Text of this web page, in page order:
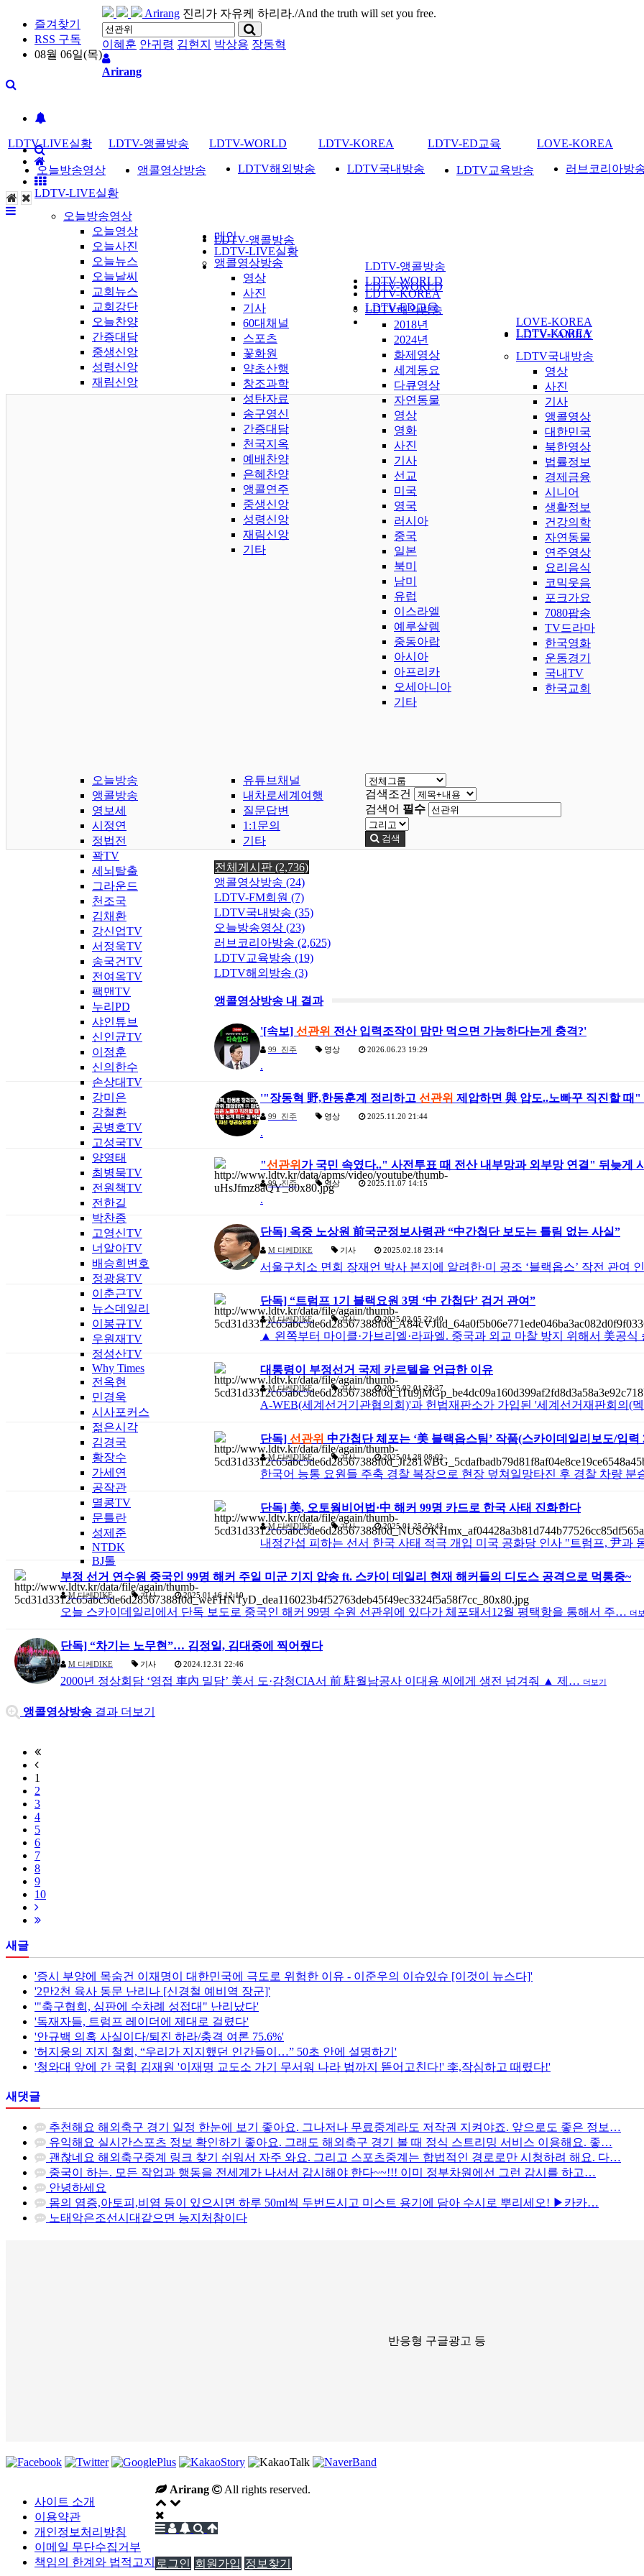
즐겨찾기
RSS 구독
08월 06일(목)
Arirang 진리가 자유케 하리라./And the truth will set you free.
이혜훈 안귀령 김현지 박상용 장동혁
Arirang
LDTV-LIVE실황
오늘방송영상
오늘영상
오늘사진
오늘뉴스
오늘날씨
교회뉴스
교회강단
오늘찬양
간증대담
중생신앙
성령신앙
재림신앙
LDTV-앵콜방송
앵콜영상방송
영상
사진
기사
60대채널
스포츠
꽃화원
약초산행
창조과학
성탄자료
송구영신
간증대담
천국지옥
예배찬양
은혜찬양
앵콜연주
중생신앙
성령신앙
재림신앙
기타
LDTV-WORLD
LDTV해외방송
2018년
2024년
화제영상
세계동요
다큐영상
자연동물
영상
영화
사진
기사
선교
미국
영국
러시아
중국
일본
북미
남미
유럽
이스라엘
예루살렘
중동아랍
아시아
아프리카
오세아니아
기타
LDTV-KOREA
LDTV국내방송
영상
사진
기사
앵콜영상
대한민국
북한영상
법률정보
경제금융
시니어
생활정보
건강의학
자연동물
연주영상
요리음식
코믹웃음
포크가요
7080팝송
TV드라마
한국영화
운동경기
국내TV
한국교회
오늘방송
앵콜방송
영보세
시정연
정법전
꽉TV
세뇌탈출
그라운드
천조국
김채환
강신업TV
서정욱TV
송국건TV
전여옥TV
팩맨TV
누리PD
샤인튜브
신인균TV
이정훈
신의한수
손상대TV
강미은
강철환
공병호TV
고성국TV
양영태
최병묵TV
전원책TV
전한길
박찬종
고영신TV
너알아TV
배승희변호
정광용TV
이춘근TV
뉴스데일리
이봉규TV
우원재TV
정성산TV
Why Times
전옥현
민경욱
시사포커스
젊은시각
김경국
황장수
가세연
공작관
멸콩TV
문틀란
성제준
NTDK
BJ톨
유튜브채널
내차로세계여행
질문답변
1:1문의
기타
LDTV-LIVE실황
오늘방송영상
LDTV-앵콜방송
앵콜영상방송
LDTV-WORLD
LDTV해외방송
LDTV-KOREA
LDTV국내방송
LDTV-ED교육
LDTV교육방송
LOVE-KOREA
러브코리아방
메인
LDTV-LIVE실황
LDTV-앵콜방송
LDTV-WORLD
LDTV-KOREA
LDTV-ED교육
LOVE-KOREA
LDTV-FAMILY
검색조건
검색어 필수
검색
전체게시판 (2,736)
앵콜영상방송 (24)
LDTV-FM회원 (7)
LDTV국내방송 (35)
오늘방송영상 (23)
러브코리아방송 (2,625)
LDTV교육방송 (19)
LDTV해외방송 (3)
앵콜영상방송 내 결과
'[속보] 선관위 전산 입력조작이 맘만 먹으면 가능하다는게 충격?'
99 진주 영상 2026.06.23 19:29
.
'"장동혁 野,한동훈계 정리하고 선관위 제압하면 與 압도..노빠꾸 직진할 때"
99 진주 영상 2025.11.20 21:44
.
"선관위 가 국민 속였다.." 사전투표 때 전산 내부망과 외부망 연결" 뒤늦게
99 진주 영상 2025.11.07 14:15
.
단독] 옥중 노상원 前국군정보사령관 “中간첩단 보도는 틀림 없는 사실”
M 디케DIKE 기사 2025.02.18 23:14
서울구치소 면회 장재언 박사 본지에 알려한·미 공조 ‘블랙옵스’ 작전 관여
단독] “트럼프 1기 블랙요원 3명 ‘中 간첩단’ 검거 관여”
M디케DIKE 기사 2025.02.05 22:40
▲ 왼쪽부터 마이클·가브리엘·라파엘. 중국과 외교 마찰 방지 위해서 美공
대통령이 부정선거 국제 카르텔을 언급한 이유
M디케DIKE 기사 2025.02.01 23:27
A-WEB(세계선거기관협의회)'과 헌법재판소가 가입된 '세계선거재판회의(
단독] 선관위 中간첩단 체포는 ‘美 블랙옵스팀’ 작품(스카이데일리보도/입력
M디케DIKE 기사 2025.01.28 08:02
한국어 능통 요원들 주축 경찰 복장으로 현장 덮쳐일망타진 후 경찰 차량
단독] 美, 오토웜비어법·中 해커 99명 카드로 한국 사태 진화한다
M디케DIKE 기사 2025.01.25 22:43
내정간섭 피하는 선서 한국 사태 적극 개입 미국 공화당 인사 "트럼프, 尹과
부정 선거 연수원 중국인 99명 해커 주일 미군 기지 압송 ft. 스카이 데일리 현재 해커들의 디도스 공격으로 먹통중~
M디케DIKE 기사 2025.01.16 12:10
오늘 스카이데일리에서 단독 보도로 중국인 해커 99명 수원 선관위에 있다가 체포돼서12월 평택항을 통해서 주… 더
단독] “차기는 노무현”… 김정일, 김대중에 찍어줬다
M 디케DIKE 기사 2024.12.31 22:46
2000년 정상회담 ‘영접 車內 밀담’ 美서 도·감청CIA서 前 駐월남공사 이대용 씨에게 생전 넘겨줘 ▲ 제… 더보기
앵콜영상방송 결과 더보기
1
2
3
4
5
6
7
8
9
10
새글
'증시 부양에 목숨건 이재명이 대한민국에 극도로 위험한 이유 - 이준우의 이슈있슈 [이것이 뉴스다]'
'2만2천 육사 동문 난리나 [신경철 예비역 장군]'
'"축구협회, 심판에 수차례 성접대" 난리났다'
'독재자들, 트럼프 레이더에 제대로 걸렸다'
'안규백 의혹 사실이다/퇴진 하라/충격 여론 75.6%'
'허지웅의 지지 철회, “우리가 지지했던 인간들이…” 50초 안에 설명하기'
'청와대 앞에 간 국힘 김재원 '이재명 교도소 가기 무서워 나라 법까지 뜯어고친다!' 李,작심하고 때렸다!'
새댓글
추천해요 해외축구 경기 일정 한눈에 보기 좋아요. 그나저나 무료중계라도 저작권 지켜야죠. 앞으로도 좋은 정보…
유익해요 실시간스포츠 정보 확인하기 좋아요. 그래도 해외축구 경기 볼 때 정식 스트리밍 서비스 이용해요. 좋…
괜찮네요 해외축구중계 링크 찾기 쉬워서 자주 와요. 그리고 스포츠중계는 합법적인 경로로만 시청하려 해요. 다…
중국이 하는. 모든 작업과 행동을 전세계가 나서서 감시해야 한다~~!!! 이미 정부차원에선 그런 감시를 하고…
안녕하세요
몸의 염증,아토피,비염 등이 있으시면 하루 50ml씩 두번드시고 미스트 용기에 담아 수시로 뿌리세오! ▶카카…
노태악은조선시대같으면 능지처참이다
반응형 구글광고 등
사이트 소개
이용약관
개인정보처리방침
이메일 무단수집거부
책임의 한계와 법적고지
Arirang All rights reserved.
로그인 회원가입 정보찾기